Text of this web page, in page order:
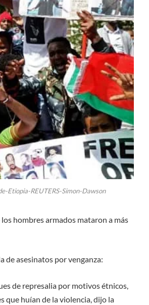
Etiopia-REUTERS-Simon-Dawson
hombres armados mataron a más
de asesinatos por venganza:
de represalia por motivos étnicos,
que huían de la violencia, dijo la